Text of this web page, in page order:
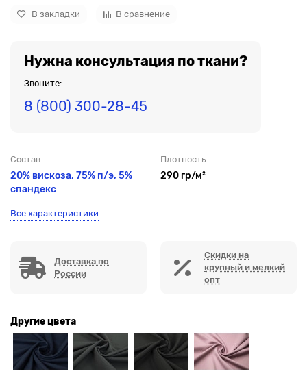
В закладки В сравнение
Нужна консультация по ткани?
Звоните:
8 (800) 300-28-45
Состав
20% вискоза, 75% п/э, 5%
спандекс
Плотность
290 гр/м²
Все характеристики
Доставка по
России
Скидки на
крупный и мелкий
опт
Другие цвета